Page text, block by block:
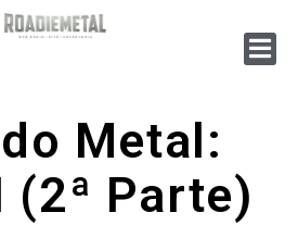
Metal:
(2ª Parte)